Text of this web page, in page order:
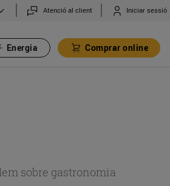
Atenció al client Iniciar sessió
Energia Comprar online
sobre gastronomia